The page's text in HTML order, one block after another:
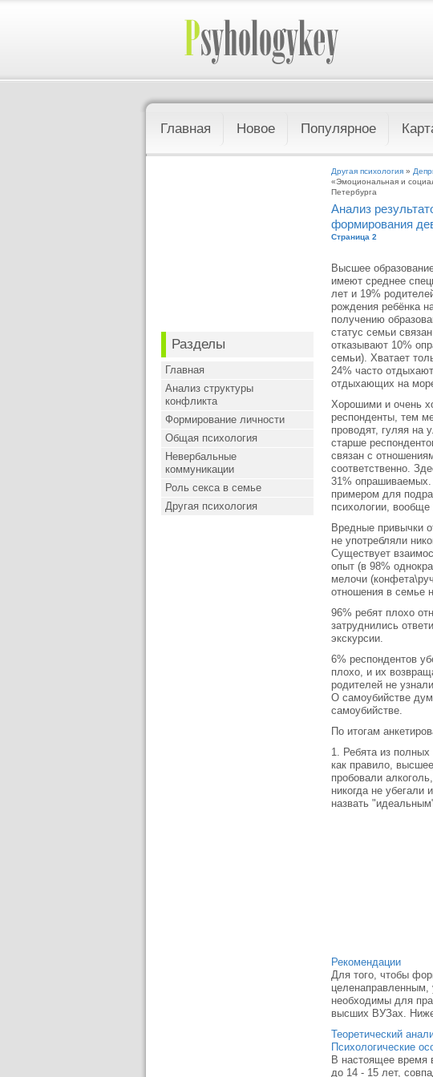
Главная Новое Популярное
Разделы
Главная
Анализ структуры
конфликта
Формирование личности
Общая психология
Невербальные
коммуникации
Роль секса в семье
Другая психология
Другая психология »
«Эмоциональная и
Петербурга
Анализ
формирования
Страница 2
Высшее
имеют среднее
лет и 19%
рождения ребёнка
получению
статус семьи
отказывают 10%
семьи). Хватает
24% часто
отдыхающих на
Хорошими и очень
респонденты, тем
проводят, гуляя на
старше
связан с
соответственно.
31% опрашиваемых.
примером для
психологии, вообще
Вредные привычки
не употребляли
Существует
опыт (в 98%
мелочи
отношения в семье
96% ребят плохо
затруднились
экскурсии.
6% респондентов
плохо, и их
родителей не
О самоубийстве
самоубийстве.
По итогам
1. Ребята из
как правило,
пробовали
никогда не
назвать
Рекомендации
Для того, чтобы
необходимы для
высших ВУЗах.
Теоретический
Психологические
В настоящее время
до 14 - 15 лет,